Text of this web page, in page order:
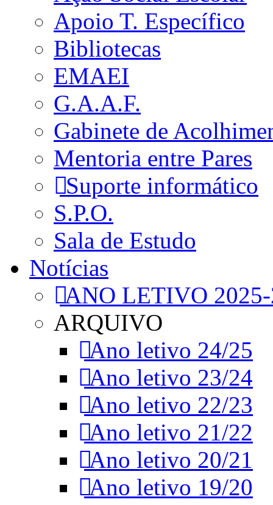
Apoio T. Específico
Bibliotecas
EMAEI
G.A.A.F.
Gabinete de
Mentoria entre Pares
Suporte informático
S.P.O.
Sala de Estudo
Notícias
ANO LETIVO
ARQUIVO
Ano letivo 24/25
Ano letivo 23/24
Ano letivo 22/23
Ano letivo 21/22
Ano letivo 20/21
Ano letivo 19/20